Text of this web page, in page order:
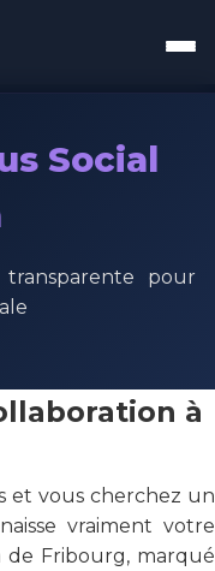
Social
pour
à
et vous cherchez un
vraiment votre
de Fribourg, marqué